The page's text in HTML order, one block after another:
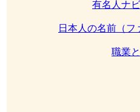
有名人ナ
日本人の名前（フ
職業